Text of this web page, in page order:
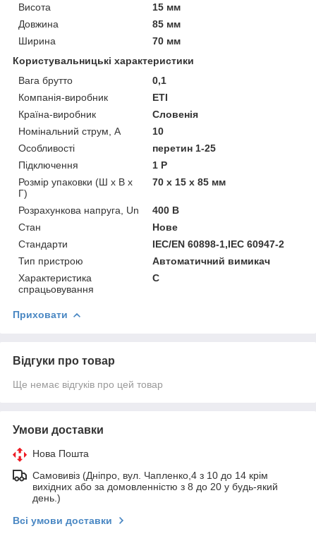
Висота
15 мм
Довжина
85 мм
Ширина
70 мм
Користувальницькі характеристики
Вага брутто
0,1
Компанія-виробник
ETI
Країна-виробник
Словенія
Номінальний струм, А
10
Особливості
перетин 1-25
Підключення
1 P
Розмір упаковки (Ш х В х
Г)
70 x 15 x 85 мм
Розрахункова напруга, Un
400 В
Стан
Нове
Стандарти
IEC/EN 60898-1,IEC 60947-2
Тип пристрою
Автоматичний вимикач
Характеристика
спрацьовування
C
Приховати
Відгуки про товар
Ще немає відгуків про цей товар
Умови доставки
Нова Пошта
Самовивіз (Дніпро, вул. Чапленко,4 з 10 до 14 крім
вихідних або за домовленністю з 8 до 20 у будь-який
день.)
Всі умови доставки